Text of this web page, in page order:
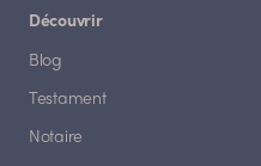
Découvrir
Blog
Testament
Notaire